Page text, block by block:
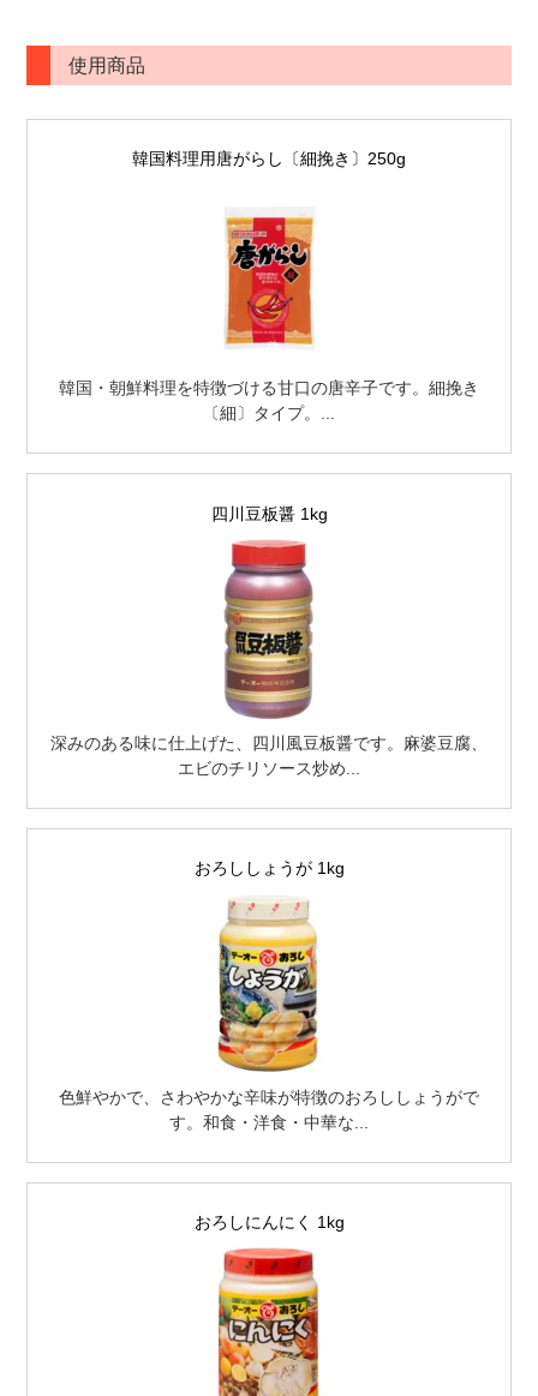
使用商品
韓国料理用唐がらし〔細挽き〕250g
韓国・朝鮮料理を特徴づける甘口の唐辛子です。細挽き
〔細〕タイプ。...
四川豆板醤 1kg
深みのある味に仕上げた、四川風豆板醤です。麻婆豆腐、
エビのチリソース炒め...
おろししょうが 1kg
色鮮やかで、さわやかな辛味が特徴のおろししょうがで
す。和食・洋食・中華な...
おろしにんにく 1kg